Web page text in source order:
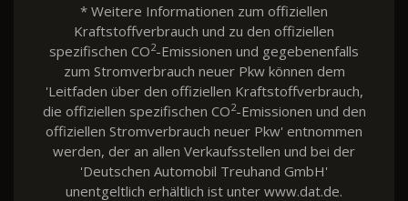
* Weitere Informationen zum offiziellen
Kraftstoffverbrauch und zu den offiziellen
spezifischen CO2-Emissionen und gegebenenfalls
zum Stromverbrauch neuer Pkw können dem
'Leitfaden über den offiziellen Kraftstoffverbrauch,
die offiziellen spezifischen CO2-Emissionen und den
offiziellen Stromverbrauch neuer Pkw' entnommen
werden, der an allen Verkaufsstellen und bei der
'Deutschen Automobil Treuhand GmbH'
unentgeltlich erhältlich ist unter www.dat.de.